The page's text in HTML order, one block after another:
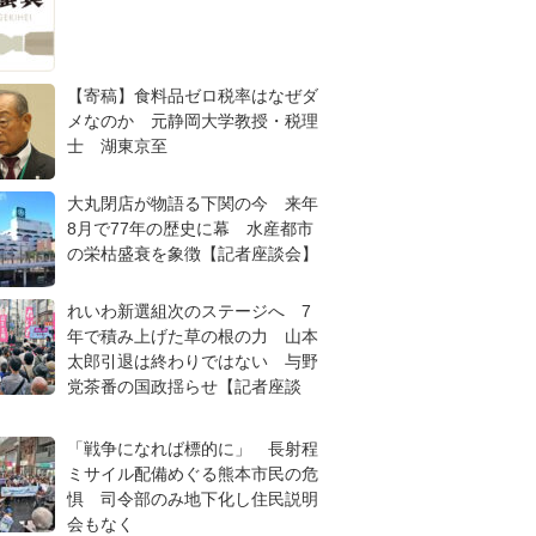
【寄稿】食料品ゼロ税率はなぜダ
メなのか 元静岡大学教授・税理
士 湖東京至
大丸閉店が物語る下関の今 来年
8月で77年の歴史に幕 水産都市
の栄枯盛衰を象徴【記者座談会】
れいわ新選組次のステージへ 7
年で積み上げた草の根の力 山本
太郎引退は終わりではない 与野
党茶番の国政揺らせ【記者座談
「戦争になれば標的に」 長射程
ミサイル配備めぐる熊本市民の危
惧 司令部のみ地下化し住民説明
会もなく